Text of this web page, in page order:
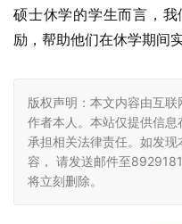
硕士休学的学生而言，
励，帮助他们在休学期间
版权声明：本文内容由互
作者本人。本站仅提供信
承担相关法律责任。如发
容， 请发送邮件至
将立刻删除。